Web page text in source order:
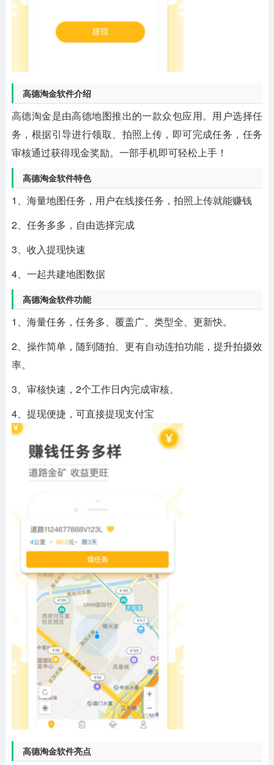
高德淘金软件介绍
高德淘金是由高德地图推出的一款众包应用。用户选择任
务，根据引导进行领取、拍照上传，即可完成任务，任务
审核通过获得现金奖励。一部手机即可轻松上手！
高德淘金软件特色
1、海量地图任务，用户在线接任务，拍照上传就能赚钱
2、任务多多，自由选择完成
3、收入提现快速
4、一起共建地图数据
高德淘金软件功能
1、海量任务，任务多、覆盖广、类型全、更新快。
2、操作简单，随到随拍、更有自动连拍功能，提升拍摄效
率。
3、审核快速，2个工作日内完成审核。
4、提现便捷，可直接提现支付宝
高德淘金软件亮点